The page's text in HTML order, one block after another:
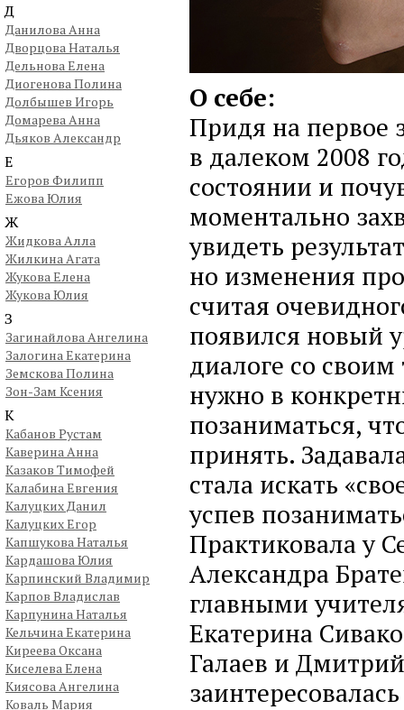
Д
Данилова Анна
Дворцова Наталья
Дельнова Елена
Диогенова Полина
Долбышев Игорь
Домарева Анна
Дьяков Александр
Е
Егоров Филипп
Ежова Юлия
Ж
Жидкова Алла
Жилкина Агата
Жукова Елена
Жукова Юлия
З
Загинайлова Ангелина
Залогина Екатерина
Земскова Полина
Зон-Зам Ксения
К
Кабанов Рустам
Каверина Анна
Казаков Тимофей
Калабина Евгения
Калуцких Данил
Калуцких Егор
Капшукова Наталья
Кардашова Юлия
Карпинский Владимир
Карпов Владислав
Карпунина Наталья
Кельчина Екатерина
Киреева Оксана
Киселева Елена
Киясова Ангелина
Коваль Мария
О себе:
Придя на первое
в далеком 2008
состоянии и
моментально
увидеть
но изменения
считая
появился новый
диалоге со
нужно в
позаниматься,
принять.
стала искать
успев
Практиковала у
Александра
главными
Екатерина
Галаев и